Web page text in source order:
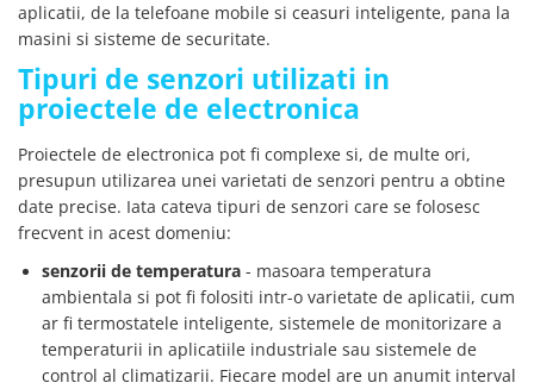
Surubelnite de Precizie
Clesti de Precizie
Kituri Electronice
Placi de Dezvoltare
Placi de Expansiune
Module Electronice
Senzori Electronici
Componente Electronice
Gadgets
Electrice
Acumulatori si Baterii
aplicatii, de la telefoane mobile si ceasuri inteligente, pana la
masini si sisteme de securitate.
Tipuri de senzori utilizati in
proiectele de electronica
Proiectele de electronica pot fi complexe si, de multe ori,
presupun utilizarea unei varietati de senzori pentru a obtine
date precise. Iata cateva tipuri de senzori care se folosesc
frecvent in acest domeniu:
senzorii de temperatura - masoara temperatura
ambientala si pot fi folositi intr-o varietate de aplicatii, cum
ar fi termostatele inteligente, sistemele de monitorizare a
temperaturii in aplicatiile industriale sau sistemele de
control al climatizarii. Fiecare model are un anumit interval